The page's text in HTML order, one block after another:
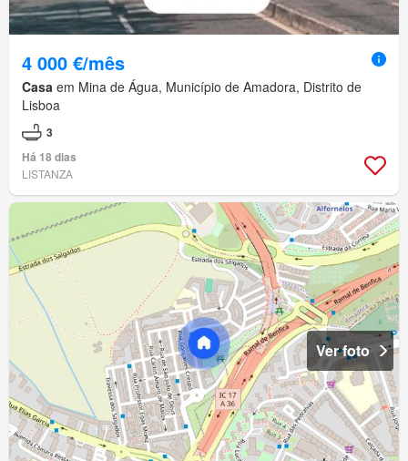
4 000 €/mês
Casa em Mina de Água, Município de Amadora, Distrito de
Lisboa
3
Há 18 dias
LISTANZA
Ver foto